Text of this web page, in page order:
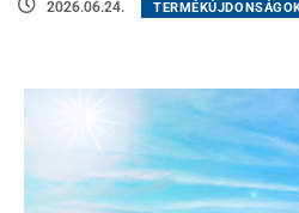
2026.06.24.